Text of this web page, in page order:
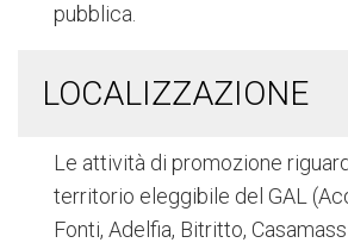
pubblica.
LOCALIZZAZIONE
Le attività di promozione
territorio eleggibile del GAL
Fonti, Adelfia, Bitritto,